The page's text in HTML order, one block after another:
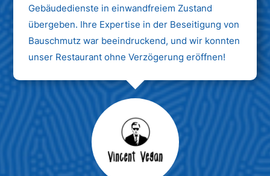
Gebäudedienste in einwandfreiem Zustand
übergeben. Ihre Expertise in der Beseitigung von
Bauschmutz war beeindruckend, und wir konnten
unser Restaurant ohne Verzögerung eröffnen!